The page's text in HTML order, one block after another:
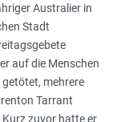
Australier in
Stadt
auf die Menschen
mehrere
Tarrant
zuvor hatte er